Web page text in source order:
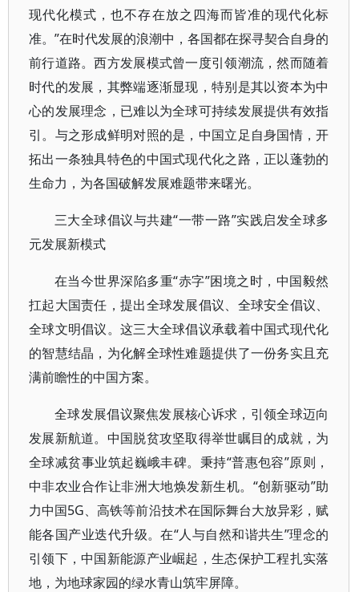
现代化模式，也不存在放之四海而皆准的现代化标
准。”在时代发展的浪潮中，各国都在探寻契合自身的
前行道路。西方发展模式曾一度引领潮流，然而随着
时代的发展，其弊端逐渐显现，特别是其以资本为中
心的发展理念，已难以为全球可持续发展提供有效指
引。与之形成鲜明对照的是，中国立足自身国情，开
拓出一条独具特色的中国式现代化之路，正以蓬勃的
生命力，为各国破解发展难题带来曙光。
三大全球倡议与共建“一带一路”实践启发全球多
元发展新模式
在当今世界深陷多重“赤字”困境之时，中国毅然
扛起大国责任，提出全球发展倡议、全球安全倡议、
全球文明倡议。这三大全球倡议承载着中国式现代化
的智慧结晶，为化解全球性难题提供了一份务实且充
满前瞻性的中国方案。
全球发展倡议聚焦发展核心诉求，引领全球迈向
发展新航道。中国脱贫攻坚取得举世瞩目的成就，为
全球减贫事业筑起巍峨丰碑。秉持“普惠包容”原则，
中非农业合作让非洲大地焕发新生机。“创新驱动”助
力中国5G、高铁等前沿技术在国际舞台大放异彩，赋
能各国产业迭代升级。在“人与自然和谐共生”理念的
引领下，中国新能源产业崛起，生态保护工程扎实落
地，为地球家园的绿水青山筑牢屏障。